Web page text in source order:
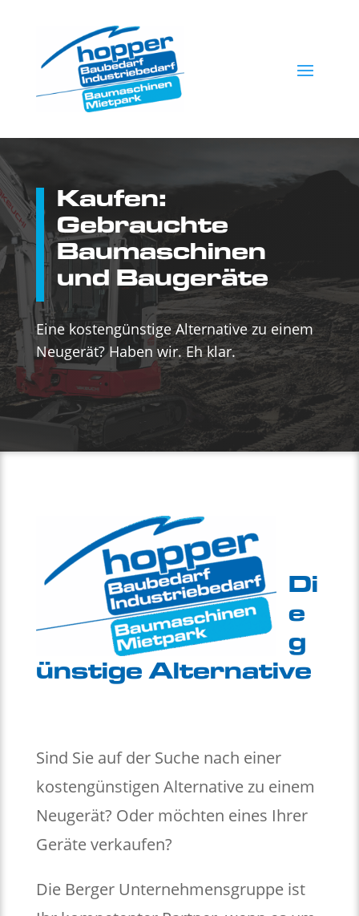
Kaufen:
Gebrauchte
Baumaschinen
und Baugeräte
Eine kostengünstige Alternative zu einem
Neugerät? Haben wir. Eh klar.
Di
e
g
ünstige Alternative
Sind Sie auf der Suche nach einer
kostengünstigen Alternative zu einem
Neugerät? Oder möchten eines Ihrer
Geräte verkaufen?
Die Berger Unternehmensgruppe ist